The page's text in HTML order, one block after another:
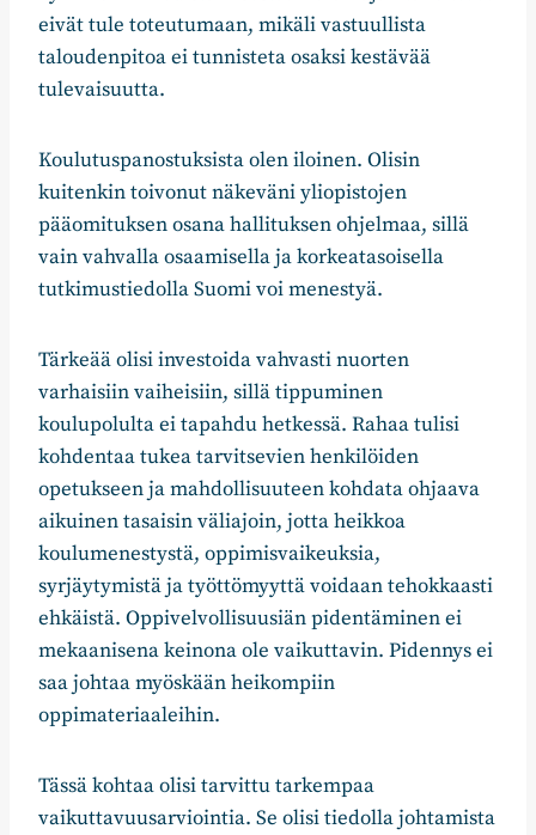
eivät tule toteutumaan, mikäli vastuullista
taloudenpitoa ei tunnisteta osaksi kestävää
tulevaisuutta.
Koulutuspanostuksista olen iloinen. Olisin
kuitenkin toivonut näkeväni yliopistojen
pääomituksen osana hallituksen ohjelmaa, sillä
vain vahvalla osaamisella ja korkeatasoisella
tutkimustiedolla Suomi voi menestyä.
Tärkeää olisi investoida vahvasti nuorten
varhaisiin vaiheisiin, sillä tippuminen
koulupolulta ei tapahdu hetkessä. Rahaa tulisi
kohdentaa tukea tarvitsevien henkilöiden
opetukseen ja mahdollisuuteen kohdata ohjaava
aikuinen tasaisin väliajoin, jotta heikkoa
koulumenestystä, oppimisvaikeuksia,
syrjäytymistä ja työttömyyttä voidaan tehokkaasti
ehkäistä. Oppivelvollisuusiän pidentäminen ei
mekaanisena keinona ole vaikuttavin. Pidennys ei
saa johtaa myöskään heikompiin
oppimateriaaleihin.
Tässä kohtaa olisi tarvittu tarkempaa
vaikuttavuusarviointia. Se olisi tiedolla johtamista